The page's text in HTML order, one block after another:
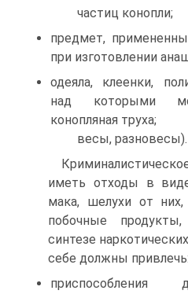
частиц конопли;
предмет,
при изготовлении
одеяла, клеенки,
над которыми
конопляная труха;
весы, разновесы).
иметь отходы в
мака, шелухи от
побочные
синтезе
себе должны привлечь:
приспособления